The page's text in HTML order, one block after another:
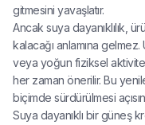
gitmesini yavaşlatır.
Ancak suya dayanıklılık,
kalacağı anlamına
veya yoğun fiziksel
her zaman önerilir. Bu
biçimde sürdürülmesi
Suya dayanıklı bir güneş